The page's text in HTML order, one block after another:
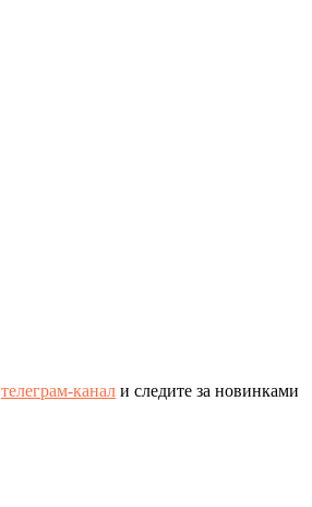
телеграм-канал и следите за новинками